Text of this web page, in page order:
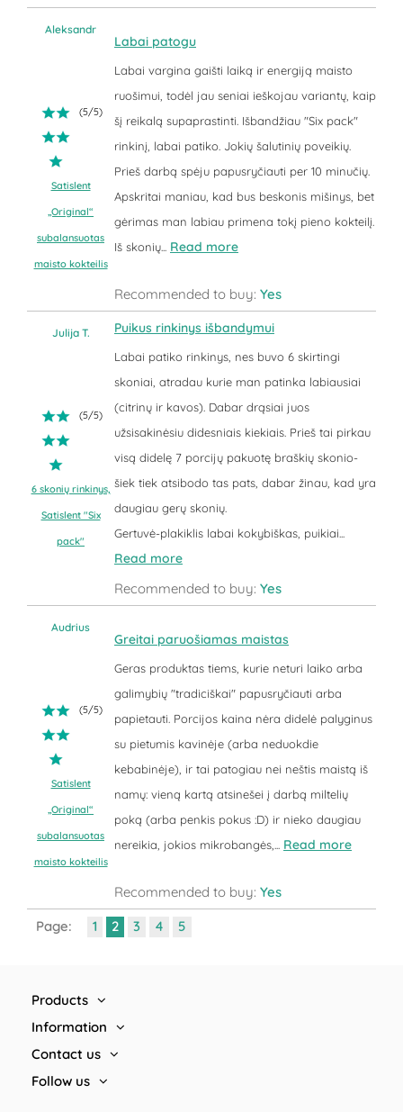
Aleksandr
(5/5)
Satislent
„Original“
subalansuotas
maisto kokteilis
Labai patogu
Labai vargina gaišti laiką ir energiją maisto
ruošimui, todėl jau seniai ieškojau variantų, kaip
šį reikalą supaprastinti. Išbandžiau "Six pack"
rinkinį, labai patiko. Jokių šalutinių poveikių.
Prieš darbą spėju papusryčiauti per 10 minučių.
Apskritai maniau, kad bus beskonis mišinys, bet
gėrimas man labiau primena tokį pieno kokteilį.
Iš skonių... Read more
Recommended to buy: Yes
Julija T.
(5/5)
6 skonių rinkinys,
Satislent "Six
pack"
Puikus rinkinys išbandymui
Labai patiko rinkinys, nes buvo 6 skirtingi
skoniai, atradau kurie man patinka labiausiai
(citrinų ir kavos). Dabar drąsiai juos
užsisakinėsiu didesniais kiekiais. Prieš tai pirkau
visą didelę 7 porcijų pakuotę braškių skonio-
šiek tiek atsibodo tas pats, dabar žinau, kad yra
daugiau gerų skonių.
Gertuvė-plakiklis labai kokybiškas, puikiai...
Read more
Recommended to buy: Yes
Audrius
(5/5)
Satislent
„Original“
subalansuotas
maisto kokteilis
Greitai paruošiamas maistas
Geras produktas tiems, kurie neturi laiko arba
galimybių "tradiciškai" papusryčiauti arba
papietauti. Porcijos kaina nėra didelė palyginus
su pietumis kavinėje (arba neduokdie
kebabinėje), ir tai patogiau nei neštis maistą iš
namų: vieną kartą atsinešei į darbą miltelių
poką (arba penkis pokus :D) ir nieko daugiau
nereikia, jokios mikrobangės,... Read more
Recommended to buy: Yes
Page:
1 2 3 4 5
Products
Information
Contact us
Follow us